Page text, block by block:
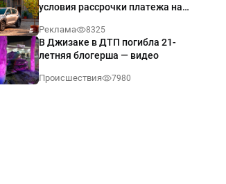
условия рассрочки платежа на
годовых
Реклама 8325
В Джизаке в ДТП погибла 21-
летняя блогерша — видео
Происшествия 7980